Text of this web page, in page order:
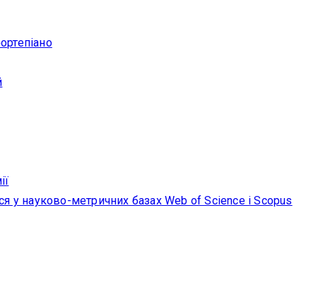
у науково-метричних базах Web of Science i Scopus